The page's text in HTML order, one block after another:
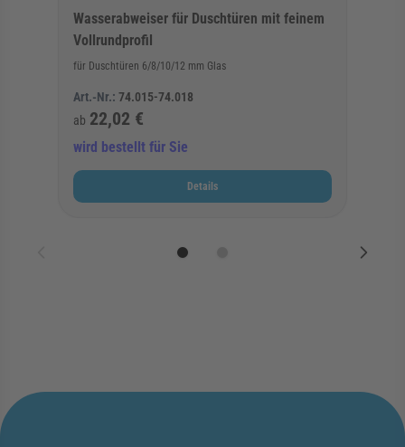
Wasserabweiser für Duschtüren mit feinem
Vollrundprofil
für Duschtüren 6/8/10/12 mm Glas
Art.-Nr.: 74.015-74.018
ab 22,02 €
wird bestellt für Sie
Details